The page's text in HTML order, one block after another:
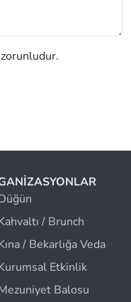
/ Brunch
/ Bekarlığa Veda
Etkinlik
Balosu